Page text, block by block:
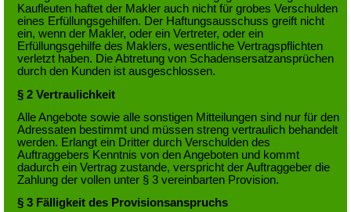
Kaufleuten haftet der Makler auch nicht für grobes Verschulden
eines Erfüllungsgehilfen. Der Haftungsausschuss greift nicht
ein, wenn der Makler, oder ein Vertreter, oder ein
Erfüllungsgehilfe des Maklers, wesentliche Vertragspflichten
verletzt haben. Die Abtretung von Schadensersatzansprüchen
durch den Kunden ist ausgeschlossen.
§ 2 Vertraulichkeit
Alle Angebote sowie alle sonstigen Mitteilungen sind nur für den
Adressaten bestimmt und müssen streng vertraulich behandelt
werden. Erlangt ein Dritter durch Verschulden des
Auftraggebers Kenntnis von den Angeboten und kommt
dadurch ein Vertrag zustande, verspricht der Auftraggeber die
Zahlung der vollen unter § 3 vereinbarten Provision.
§ 3 Fälligkeit des Provisionsanspruchs